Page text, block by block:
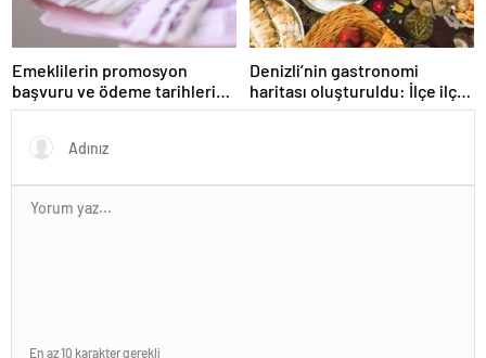
Emeklilerin promosyon
başvuru ve ödeme tarihleri
belli oldu: Hangi banka
promosyon veriyor?
Denizli’nin gastronomi
haritası oluşturuldu: İlçe ilçe
lezzet haritasi
En az 10 karakter gerekli